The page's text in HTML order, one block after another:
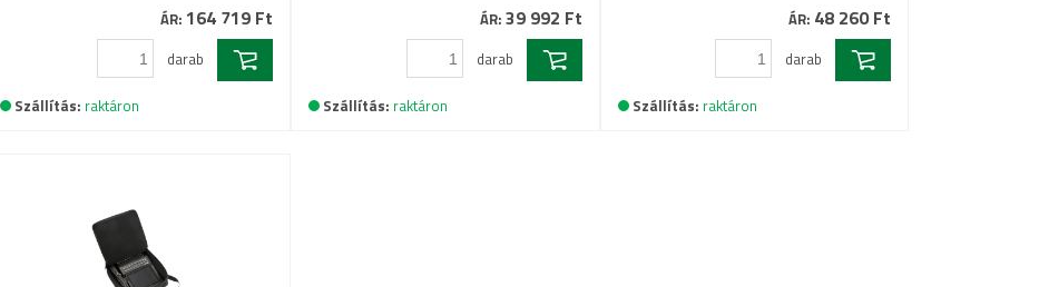
ÁR: 164 719 Ft
darab
Szállítás: raktáron
ÁR: 39 992 Ft
darab
Szállítás: raktáron
ÁR: 48 260 Ft
darab
Szállítás: raktáron